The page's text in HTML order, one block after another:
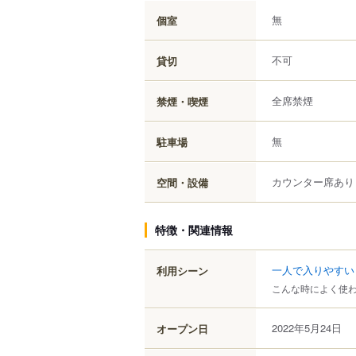
個室 無
貸切 不可
禁煙・喫煙 全席禁煙
駐車場 無
空間・設備 カウンター席あり
特徴・関連情報
利用シーン 一人で入りやすい
こんな時によく使
オープン日 2022年5月24日